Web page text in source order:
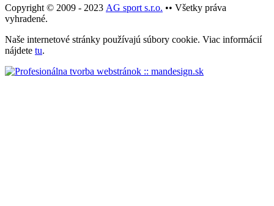
Copyright © 2009 - 2023 AG sport s.r.o. •• Všetky práva
vyhradené.
Naše internetové stránky používajú súbory cookie. Viac informácií
nájdete tu.